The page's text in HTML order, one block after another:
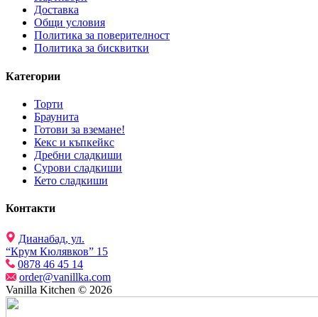
Доставка
Общи условия
Политика за поверителност
Политика за бисквитки
Категории
Торти
Браунита
Готови за вземане!
Кекс и къпкейкс
Дребни сладкиши
Сурови сладкиши
Кето сладкиши
Контакти
Дианабад, ул.
“Крум Кюлявков” 15
0878 46 45 14
order@vanillka.com
Vanilla Kitchen © 2026